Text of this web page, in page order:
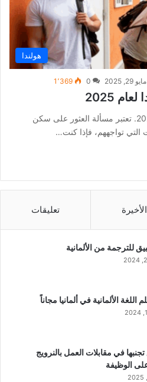
هولندا
مايو 29, 2025 0 1٬369
2025
سكن الطلاب في هولندا لعام 2025. تعتبر مسألة العثور على سكن
التي تواجههم، فإذا كنت…
الأخيرة تعليقات
للترجمة من الألمانية
اللغة الألمانية في ألمانيا مجاناً
تجنبها في مقابلات العمل بالنرويج
الوظيفة